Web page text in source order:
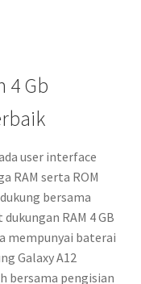
4 Gb
user interface
RAM serta ROM
bersama
RAM 4 GB
mempunyai baterai
Galaxy A12
bersama pengisian